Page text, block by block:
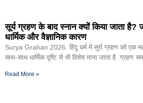
सूर्य ग्रहण के बाद स्नान क्यों किया जाता है?
धार्मिक और वैज्ञानिक कारण
Surya Grahan 2026: हिंदू धर्म में सूर्य ग्रहण को एक
साथ-साथ धार्मिक दृष्टि से भी विशेष माना जाता है. ग्रहण
Read More »